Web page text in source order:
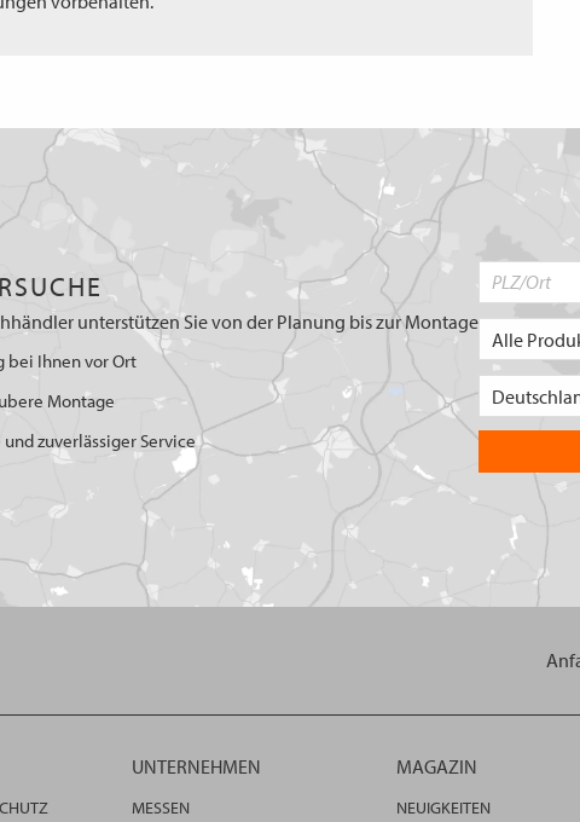
unterstützen Sie von der Planung bis zur Montage
bei Ihnen vor Ort
Montage
zuverlässiger Service
UNTERNEHMEN
MESSEN
MAGAZIN
NEUIGKEITEN